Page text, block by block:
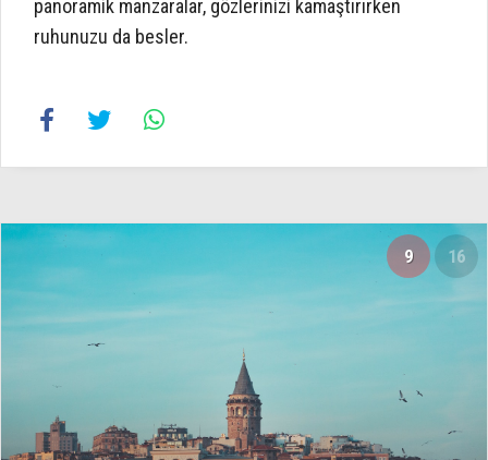
panoramik manzaralar, gözlerinizi kamaştırırken
ruhunuzu da besler.
9 16